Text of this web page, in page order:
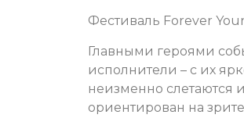
Фестиваль Forever
Главными героями
исполнители – с их
неизменно слетаются
ориентирован на